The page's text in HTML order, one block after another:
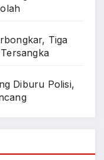
Tiga
Diburu Polisi,